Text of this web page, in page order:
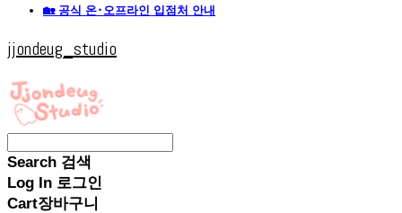
🏡 공식 온･오프라인 입점처 안내
jjondeug_studio
Search 검색
Log In 로그인
Cart장바구니